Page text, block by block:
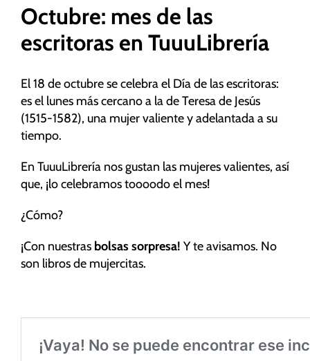
Octubre: mes de las
escritoras en TuuuLibrería
El 18 de octubre se celebra el Día de las escritoras:
es el lunes más cercano a la de Teresa de Jesús
(1515-1582), una mujer valiente y adelantada a su
tiempo.
En TuuuLibrería nos gustan las mujeres valientes, así
que, ¡lo celebramos toooodo el mes!
¿Cómo?
¡Con nuestras bolsas sorpresa! Y te avisamos. No
son libros de mujercitas.
para que
funcione la
web.
Estadísticas
Para que
podamos
y estructura
de la web, en
funcione lo
durante tu